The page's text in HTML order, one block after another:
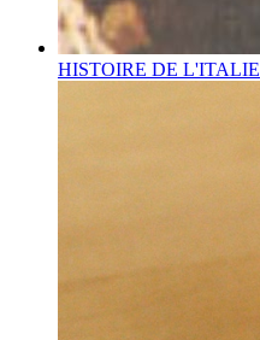
HISTOIRE DE L'ITALIE